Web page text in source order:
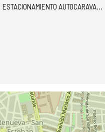
ESTACIONAMIENTO AUTOCARAVANAS